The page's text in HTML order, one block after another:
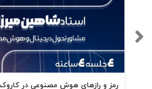
کتاب با دقت پاسخ می‌دهد
اغلب در استفاده از
چند کهن‌الگو باید
رمز و رازهای هوش مصنوعی در